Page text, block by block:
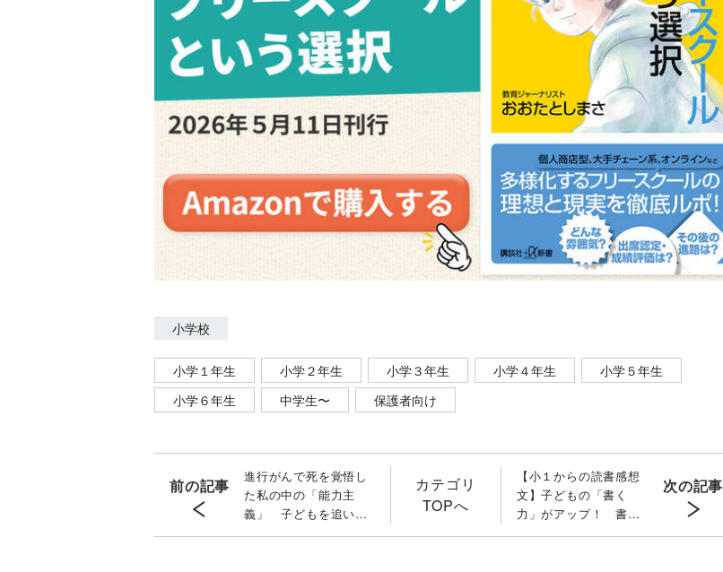
小学校
小学１年生 小学２年生 小学３年生 小学４年生
小学５年生
小学６年生
中学生〜 保護者向け
前の記事
進行がんで死を覚悟し
た私の中の「能力主
義」 子どもを追い詰
めない親の関わり方
カテゴリ
TOPへ
【小１からの読書感想
文】子どもの「書く
力」がアップ！ 書き
たいことがあふれ出る
次の記事